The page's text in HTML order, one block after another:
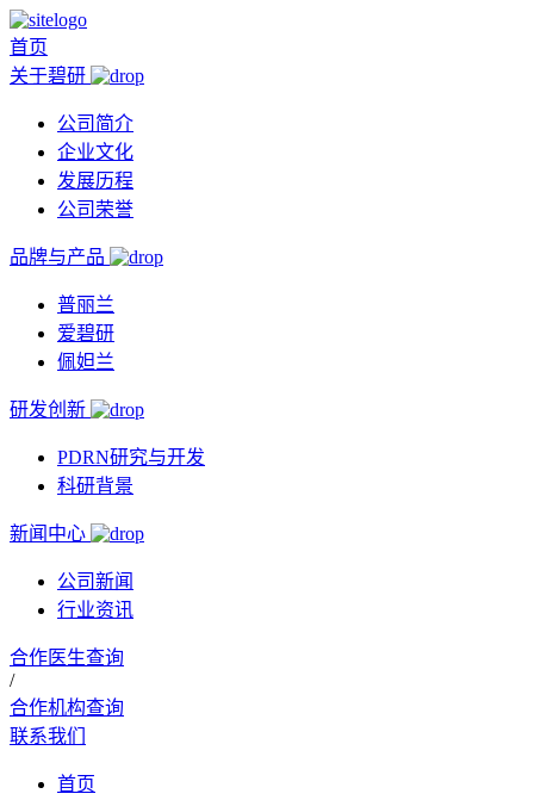
首页
关于碧研
公司简介
企业文化
发展历程
公司荣誉
品牌与产品
普丽兰
爱碧研
佩妲兰
研发创新
PDRN研究与开发
科研背景
新闻中心
公司新闻
行业资讯
合作医生查询
/
合作机构查询
联系我们
首页